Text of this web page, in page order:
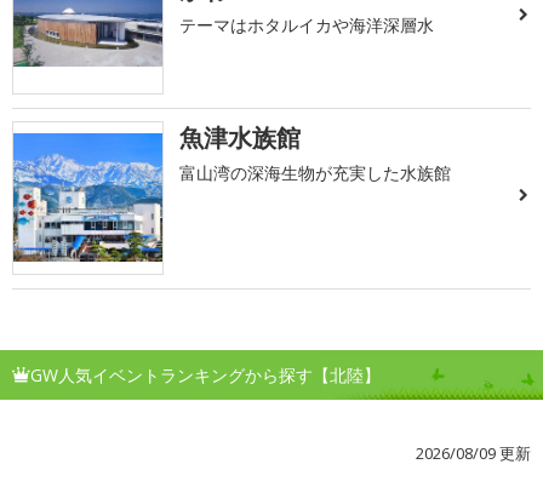
テーマはホタルイカや海洋深層水
魚津水族館
富山湾の深海生物が充実した水族館
GW人気イベントランキングから探す【北陸】
2026/08/09 更新